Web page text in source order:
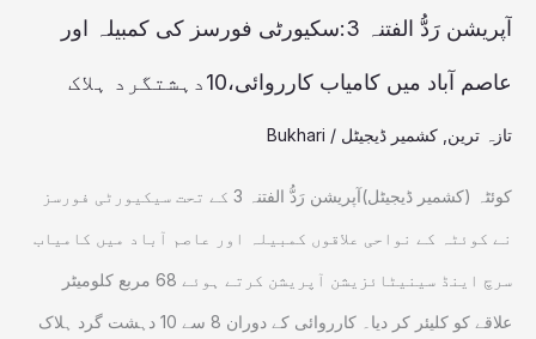
آپریشن رَدُّ الفتنہ 3:سکیورٹی فورسز کی کمبیلہ اور
عاصم آباد میں کامیاب کارروائی،10دہشتگرد ہلاک
تازہ ترین کشمیر ڈیجیٹل /
Bukhari
کوئٹہ (کشمیر ڈیجیٹل)آپریشن رَدُّ الفتنہ 3 کے تحت سیکیورٹی فورسز
نے کوئٹہ کے نواحی علاقوں کمبیلہ اور عاصم آباد میں کامیاب
سرچ اینڈ سینیٹائزیشن آپریشن کرتے ہوئے 68 مربع کلومیٹر
علاقے کو کلیئر کر دیا۔ کارروائی کے دوران 8 سے 10 دہشت گرد ہلاک
عاصم
کامیاب
کارروائی،10دہشتگرد